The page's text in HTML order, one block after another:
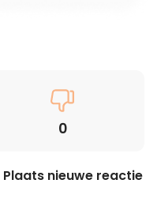
0
Plaats nieuwe reactie